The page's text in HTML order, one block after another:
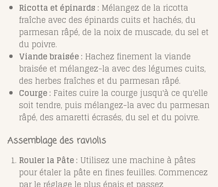
Ricotta et épinards : Mélangez de la ricotta
fraîche avec des épinards cuits et hachés, du
parmesan râpé, de la noix de muscade, du sel et
du poivre.
Viande braisée : Hachez finement la viande
braisée et mélangez-la avec des légumes cuits,
des herbes fraîches et du parmesan râpé.
Courge : Faites cuire la courge jusqu'à ce qu'elle
soit tendre, puis mélangez-la avec du parmesan
râpé, des amaretti écrasés, du sel et du poivre.
Assemblage des raviolis
Rouler la Pâte : Utilisez une machine à pâtes
pour étaler la pâte en fines feuilles. Commencez